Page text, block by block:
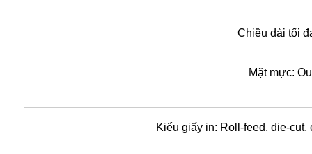
Chiều dài tối
Mặt mực:
Kiểu giấy in: Roll-feed, die-cut,